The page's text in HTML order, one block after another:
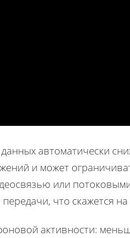
автоматически
и может
или
передачи, что скажется
активности: